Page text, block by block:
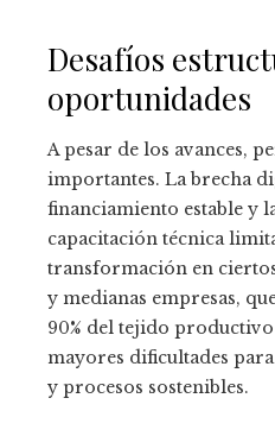
Desafíos
oportunidades
A pesar de los avances,
importantes. La brecha
financiamiento estable y
capacitación técnica
transformación en
y medianas empresas,
90% del tejido
mayores dificultades
y procesos sostenibles.